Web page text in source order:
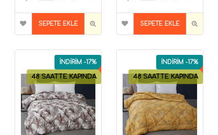
48 SAATTE KAPINDA
İNDİRİM -17%
48 SAATTE KAPINDA
İNDİRİM -17%